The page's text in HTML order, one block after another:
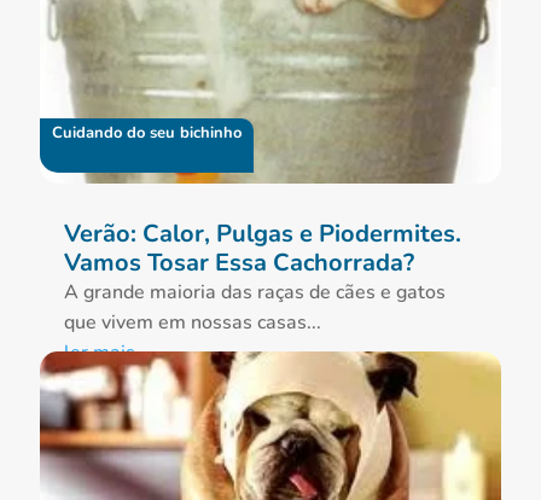
Verão: Calor, Pulgas e Piodermites.
Vamos Tosar Essa Cachorrada?
Cuidando do seu bichinho
A grande maioria das raças de cães e gatos
que vivem em nossas casas...
ler mais